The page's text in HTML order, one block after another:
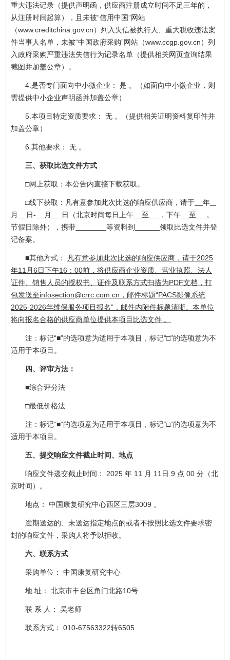
重大违法记录（提供声明函，供应商注册成立时间不足三年的，
从注册时间起算），且未被“信用中国”网站
（www.creditchina.gov.cn）列入失信被执行人、重大税收违法案
件当事人名单，未被“中国政府采购”网站（www.ccgp.gov.cn）列
入政府采购严重违法失信行为记录名单（提供相关网页查询结果
截图并加盖公章）。
4.是否专门面向中小微企业： 是 。（如面向中小微企业，则
需提供中小企业声明函并加盖公章）
5.本项目特定资质要求： 无 。（提供相关证明资料复印件并
加盖公章）
6.其他要求： 无 。
三、获取比选文件方式
□网上获取：本公告内直接下载获取。
□线下获取：凡有意参加此次比选的响应供应商，请于
年
月
日- 月 日（北京时间每日上午 至 ，下午 至
。
节假日除外），携带
等资料到
领取比选文件并登
记备案。
■其他方式：
凡有意参加此次比选的响应供应商，请于2025
年11月6日下午16：00前，将供应商企业资质、营业执照、法人
证件、销售人员的授权书、证件及联系方式扫描为PDF文档，打
包发送至infosection@crrc.com.cn，邮件标题“PACS影像系统
2025-2026年维保服务项目报名”，邮件内附件标题清晰。本单位
将向报名合格的供应商单位提供本项目比选文件 。
注：标记“■”的选项意为适用于本项目，标记“□”的选项意为不
适用于本项目。
四、评审方法：
■综合评分法
□最低价格法
注：标记“■”的选项意为适用于本项目，标记“□”的选项意为不
适用于本项目。
五、提交响应文件截止时间、地点
响应文件递交截止时间： 2025 年 11 月 11日 9 点 00 分（北
京时间）。
地点： 中国康复研究中心西区三层3009 。
逾期送达的、未送达指定地点的或者不按照比选文件要求密
封的响应文件，采购人将予以拒收。
六、联系方式
采购单位： 中国康复研究中心
地 址： 北京市丰台区角门北路10号
联 系 人： 吴老师
联系方式： 010-67563322转6505